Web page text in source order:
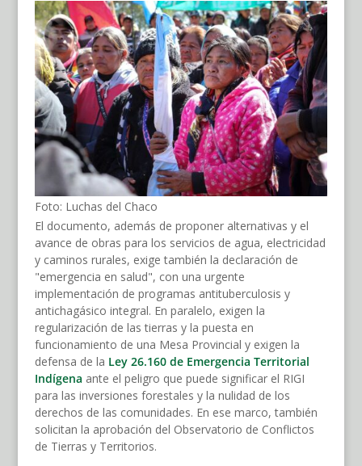
Foto: Luchas del Chaco
El documento, además de proponer alternativas y el
avance de obras para los servicios de agua, electricidad
y caminos rurales, exige también la declaración de
"emergencia en salud", con una urgente
implementación de programas antituberculosis y
antichagásico integral. En paralelo, exigen la
regularización de las tierras y la puesta en
funcionamiento de una Mesa Provincial y exigen la
defensa de la Ley 26.160 de Emergencia Territorial
Indígena ante el peligro que puede significar el RIGI
para las inversiones forestales y la nulidad de los
derechos de las comunidades. En ese marco, también
solicitan la aprobación del Observatorio de Conflictos
de Tierras y Territorios.